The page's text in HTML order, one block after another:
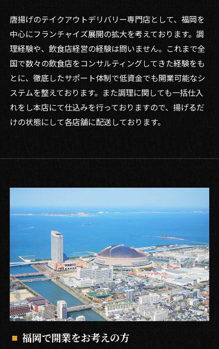
唐揚げのテイクアウトデリバリー専門店として、福岡を
中心にフランチャイズ展開の拡大を考えております。調
理経験や、飲食店経営の経験は問いません。これまで全
国で数々の飲食店をコンサルティングしてきた経験をも
とに、徹底したサポート体制で低資金でも開業可能なシ
ステムを整えております。また調理に関しても一括仕入
れをし本店にて仕込みを行っておりますので、揚げるだ
けの状態にして各店舗に配送しております。
福岡で開業をお考えの方